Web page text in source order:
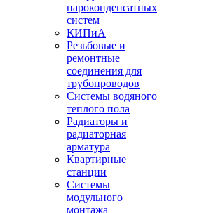
пароконденсатных
систем
КИПиА
Резьбовые и
ремонтные
соединения для
трубопроводов
Системы водяного
теплого пола
Радиаторы и
радиаторная
арматура
Квартирные
станции
Системы
модульного
монтажа